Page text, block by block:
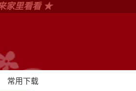
家里看看 ★
常用下载